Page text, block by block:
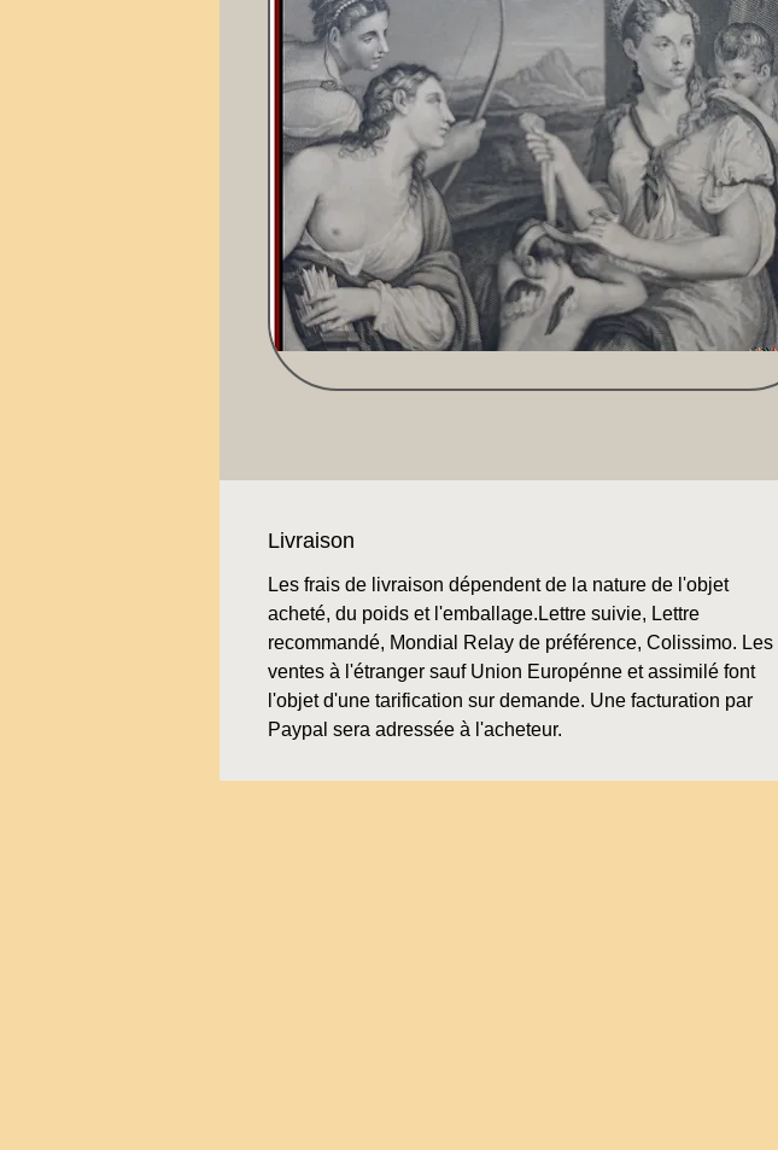
Livraison
Les frais de livraison dépendent de la nature de l'objet
acheté, du poids et l'emballage.Lettre suivie, Lettre
recommandé, Mondial Relay de préférence, Colissimo. Les
ventes à l'étranger sauf Union Europénne et assimilé font
l'objet d'une tarification sur demande. Une facturation par
Paypal sera adressée à l'acheteur.